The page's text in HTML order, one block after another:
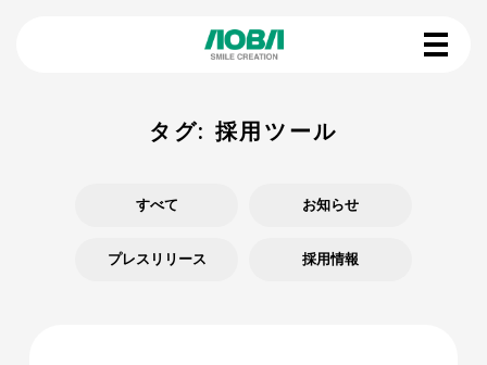
タグ: 採用ツール
すべて お知らせ
プレスリリース 採用情報